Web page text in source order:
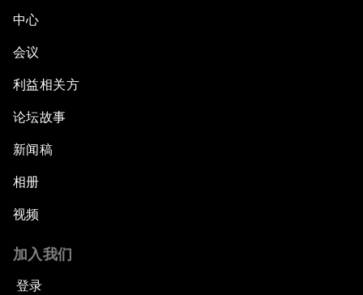
中心
会议
利益相关方
论坛故事
新闻稿
相册
视频
加入我们
登录